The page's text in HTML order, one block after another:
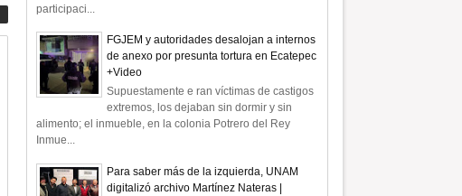
participaci...
FGJEM y autoridades desalojan a internos
de anexo por presunta tortura en Ecatepec
+Video
Supuestamente e ran víctimas de castigos
extremos, los dejaban sin dormir y sin
alimento; el inmueble, en la colonia Potrero del Rey
Inmue...
Para saber más de la izquierda, UNAM
digitalizó archivo Martínez Nateras |